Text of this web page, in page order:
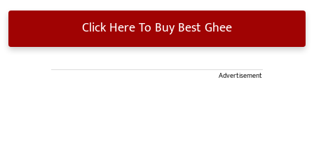
Click Here To Buy Best Ghee
Advertisement